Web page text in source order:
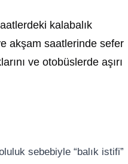
kalabalık
akşam saatlerinde sefer
ve otobüslerde aşırı
sebebiyle “balık istifi”